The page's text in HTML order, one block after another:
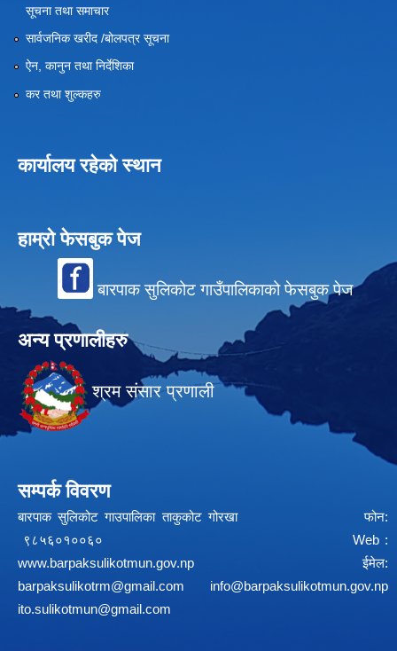
सूचना तथा समाचार
सार्वजनिक खरीद /बोलपत्र सूचना
ऐन, कानुन तथा निर्देशिका
कर तथा शुल्कहरु
कार्यालय रहेको स्थान
हाम्रो फेसबुक पेज
बारपाक सुलिकोट गाउँपालिकाको फेसबुक पेज
अन्य प्रणालीहरु
श्रम संसार प्रणाली
सम्पर्क विवरण
बारपाक सुलिकोट गाउपालिका ताकुकोट गोरखा फोन:
९८५६०१००६० Web :
www.barpaksulikotmun.gov.np
ईमेल:
barpaksulikotrm@gmail.com
info@barpaksulikotmun.gov.np
ito.sulikotmun@gmail.com